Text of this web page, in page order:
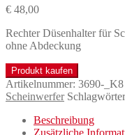
€ 48,00
Rechter Düsenhalter für
ohne Abdeckung
Produkt kaufen
Artikelnummer: 3690-_K8
Scheinwerfer
Beschreibung
Zusätzliche